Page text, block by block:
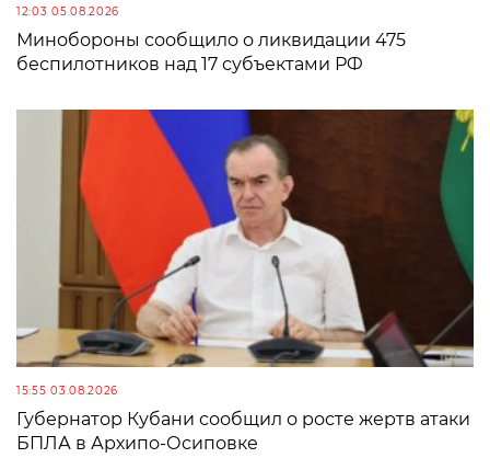
12:03 05.08.2026
Минобороны сообщило о ликвидации 475
беспилотников над 17 субъектами РФ
15:55 03.08.2026
Губернатор Кубани сообщил о росте жертв атаки
БПЛА в Архипо-Осиповке